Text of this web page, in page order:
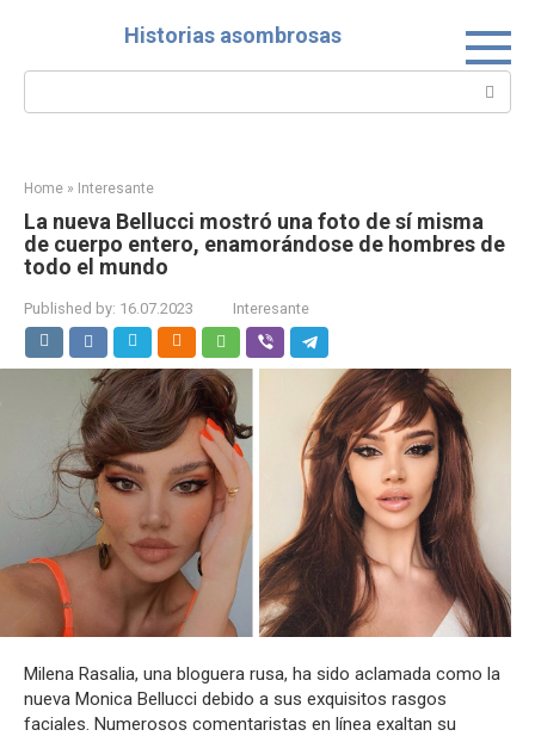
Historias asombrosas
Search:
Home » Interesante
La nueva Bellucci mostró una foto de sí misma
de cuerpo entero, enamorándose de hombres de
todo el mundo
Published by: 16.07.2023 Interesante
Milena Rasalia, una bloguera rusa, ha sido aclamada como la
nueva Monica Bellucci debido a sus exquisitos rasgos
faciales. Numerosos comentaristas en línea exaltan su